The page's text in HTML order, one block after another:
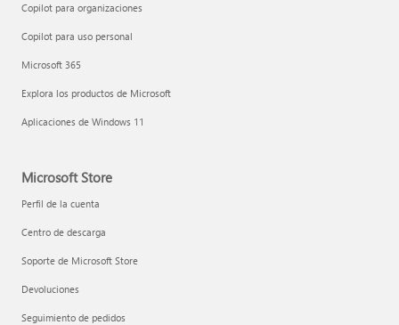
Copilot para organizaciones
Copilot para uso personal
Microsoft 365
Explora los productos de Microsoft
Aplicaciones de Windows 11
Microsoft Store
Perfil de la cuenta
Centro de descarga
Soporte de Microsoft Store
Devoluciones
Seguimiento de pedidos